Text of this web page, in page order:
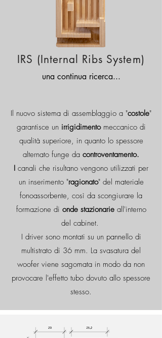
IRS (Internal Ribs System)
una continua ricerca...
Il nuovo sistema di assemblaggio a "costole"
garantisce un irrigidimentomeccanico di
qualità superiore, in quanto lo spessore
alternato funge da controventamento.
I canali che risultano vengono utilizzati per
un inserimento "ragionato" del materiale
fonoassorbente, così da scongiurare la
formazione di onde stazionarieall'interno
del cabinet.
I driver sono montati su un pannello di
multistrato di 36 mm. La svasatura del
woofer viene sagomata in modo da non
provocare l'effetto tubo dovuto allo spessore
stesso.